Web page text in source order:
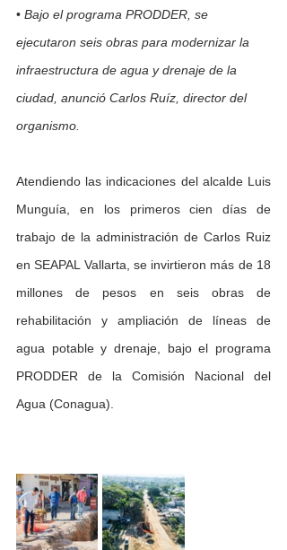
• Bajo el programa PRODDER, se
ejecutaron seis obras para modernizar la
infraestructura de agua y drenaje de la
ciudad, anunció Carlos Ruíz, director del
organismo.
Atendiendo las indicaciones del alcalde Luis
Munguía, en los primeros cien días de
trabajo de la administración de Carlos Ruiz
en SEAPAL Vallarta, se invirtieron más de 18
millones de pesos en seis obras de
rehabilitación y ampliación de líneas de
agua potable y drenaje, bajo el programa
PRODDER de la Comisión Nacional del
Agua (Conagua).